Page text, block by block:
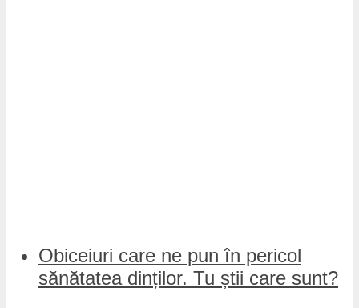
Obiceiuri care ne pun în pericol
sănătatea dinților. Tu știi care sunt?